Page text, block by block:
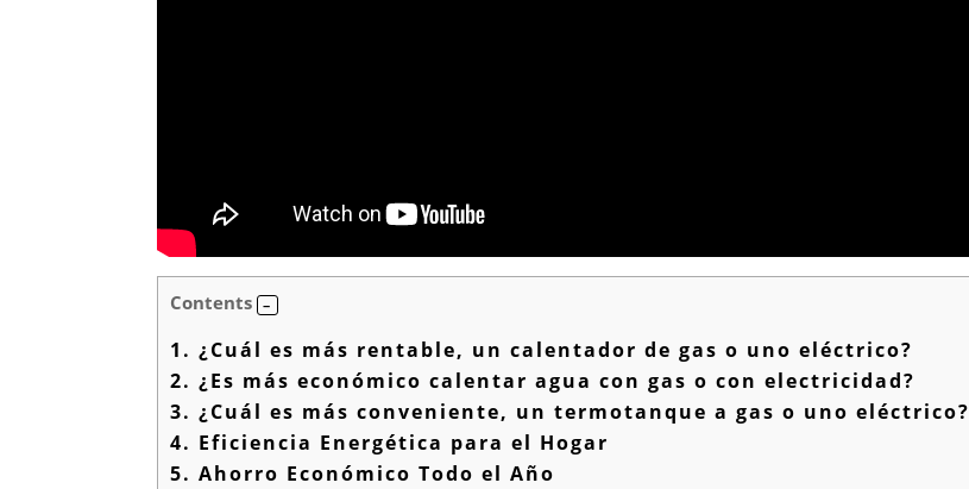
Contents
1. ¿Cuál es más rentable, un calentador de gas o uno eléctrico?
2. ¿Es más económico calentar agua con gas o con electricidad?
3. ¿Cuál es más conveniente, un termotanque a gas o uno eléctrico?
4. Eficiencia Energética para el Hogar
5. Ahorro Económico Todo el Año